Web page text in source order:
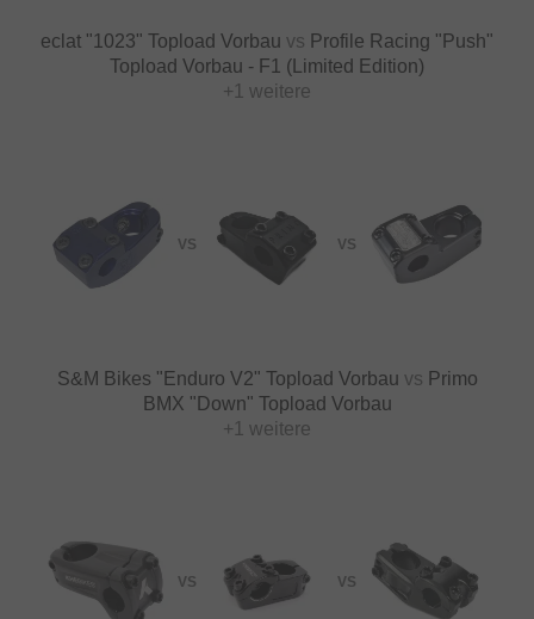
eclat "1023" Topload Vorbau vs Profile Racing "Push"
Topload Vorbau - F1 (Limited Edition)
+1 weitere
VS VS
S&M Bikes "Enduro V2" Topload Vorbau vs Primo
BMX "Down" Topload Vorbau
+1 weitere
VS VS